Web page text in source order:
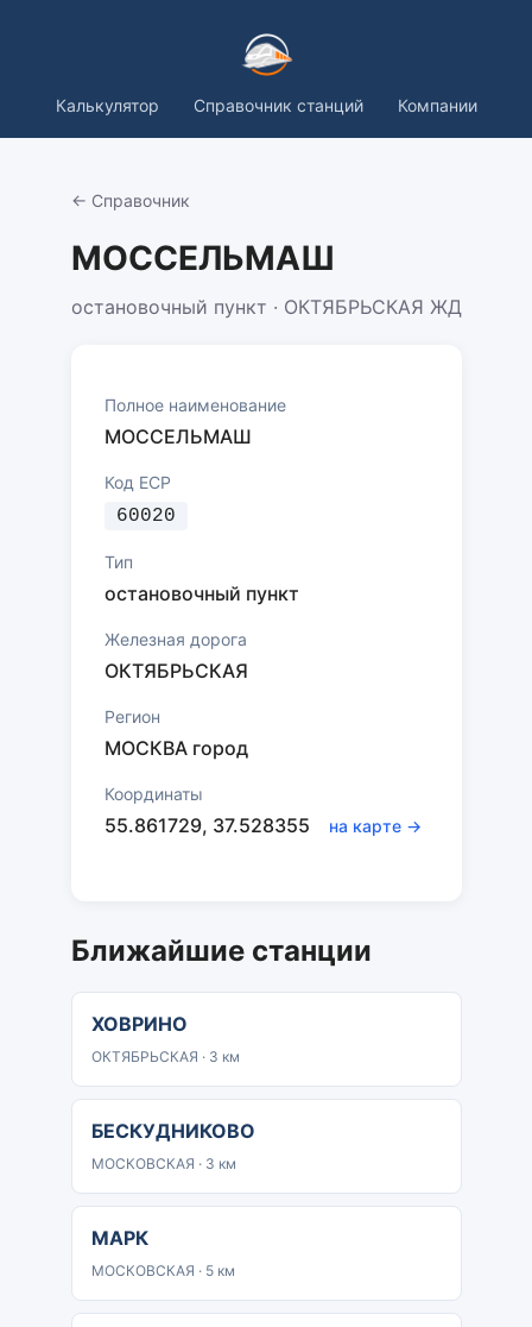
Калькулятор Справочник станций Компании
← Справочник
МОССЕЛЬМАШ
остановочный пункт · ОКТЯБРЬСКАЯ ЖД
Полное наименование
МОССЕЛЬМАШ
Код ЕСР
60020
Тип
остановочный пункт
Железная дорога
ОКТЯБРЬСКАЯ
Регион
МОСКВА город
Координаты
55.861729, 37.528355 на карте →
Ближайшие станции
ХОВРИНО
ОКТЯБРЬСКАЯ · 3 км
БЕСКУДНИКОВО
МОСКОВСКАЯ · 3 км
МАРК
МОСКОВСКАЯ · 5 км